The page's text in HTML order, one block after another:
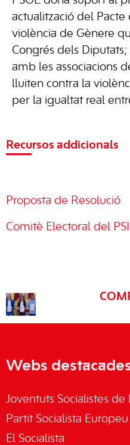
actualització del Pacte
violència de Gènere
Congrés dels
amb les associacions
lluiten contra la
per la igualtat real
Recursos addicionals
Proposta de Resolució
Comitè Electoral del
Webs
Joventuts Socialistes de
Partit Socialista Europeu
El Socialista